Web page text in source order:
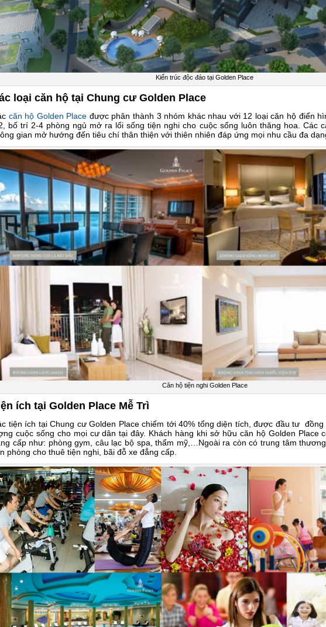
Kiến trúc độc đáo tại Golden Place
loại căn hộ tại Chung cư Golden Place
căn hộ Golden Place được phân thành 3 nhóm khác nhau với 12 loại căn hộ điển
bố trí 2-4 phòng ngủ mở ra lối sống tiện nghi cho cuộc sống luôn thăng hoa. Các
gian mở hướng đến tiêu chí thân thiện với thiên nhiên đáp ứng mọi nhu cầu đa
Căn hộ tiện nghi Golden Place
ích tại Golden Place Mễ Trì
tiện ích tại Chung cư Golden Place chiếm tới 40% tổng diện tích, được đầu tư
cuộc sống cho mọi cư dân tại đây. Khách hàng khi sở hữu căn hộ Golden Place
cấp như: phòng gym, câu lạc bộ spa, thẩm mỹ,…Ngoài ra còn có trung tâm
phòng cho thuê tiện nghi, bãi đỗ xe đẳng cấp.